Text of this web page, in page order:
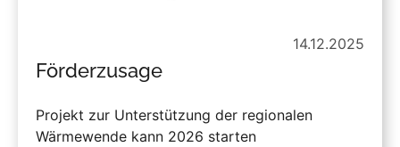
14.12.2025
Förderzusage
Projekt zur Unterstützung der regionalen
Wärmewende kann 2026 starten